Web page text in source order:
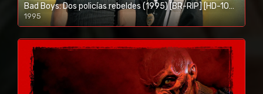
Bad Boys: Dos policías rebeldes (1995) [BR-RIP] [HD-1080p]
1995
1080p/720p